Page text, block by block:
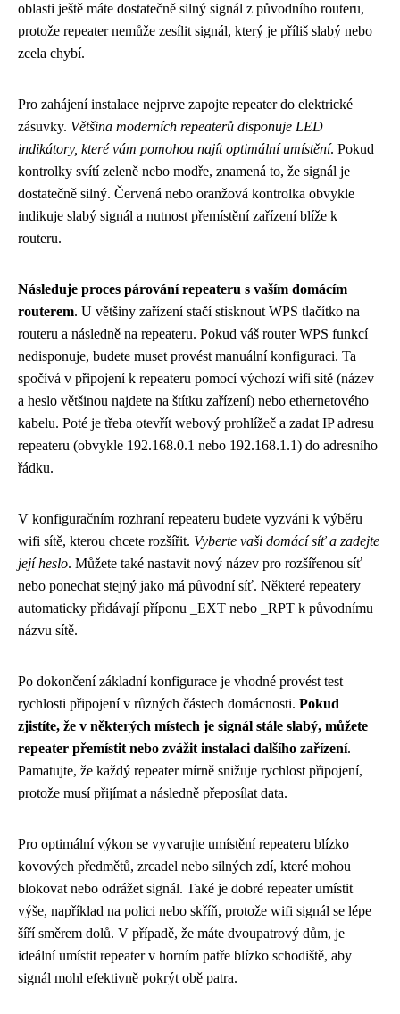
oblasti ještě máte dostatečně silný signál z původního routeru,
protože repeater nemůže zesílit signál, který je příliš slabý nebo
zcela chybí.
Pro zahájení instalace nejprve zapojte repeater do elektrické
zásuvky. Většina moderních repeaterů disponuje LED
indikátory, které vám pomohou najít optimální umístění. Pokud
kontrolky svítí zeleně nebo modře, znamená to, že signál je
dostatečně silný. Červená nebo oranžová kontrolka obvykle
indikuje slabý signál a nutnost přemístění zařízení blíže k
routeru.
Následuje proces párování repeateru s vaším domácím
routerem. U většiny zařízení stačí stisknout WPS tlačítko na
routeru a následně na repeateru. Pokud váš router WPS funkcí
nedisponuje, budete muset provést manuální konfiguraci. Ta
spočívá v připojení k repeateru pomocí výchozí wifi sítě (název
a heslo většinou najdete na štítku zařízení) nebo ethernetového
kabelu. Poté je třeba otevřít webový prohlížeč a zadat IP adresu
repeateru (obvykle 192.168.0.1 nebo 192.168.1.1) do adresního
řádku.
V konfiguračním rozhraní repeateru budete vyzváni k výběru
wifi sítě, kterou chcete rozšířit. Vyberte vaši domácí síť a zadejte
její heslo. Můžete také nastavit nový název pro rozšířenou síť
nebo ponechat stejný jako má původní síť. Některé repeatery
automaticky přidávají příponu _EXT nebo _RPT k původnímu
názvu sítě.
Po dokončení základní konfigurace je vhodné provést test
rychlosti připojení v různých částech domácnosti. Pokud
zjistíte, že v některých místech je signál stále slabý, můžete
repeater přemístit nebo zvážit instalaci dalšího zařízení.
Pamatujte, že každý repeater mírně snižuje rychlost připojení,
protože musí přijímat a následně přeposílat data.
Pro optimální výkon se vyvarujte umístění repeateru blízko
kovových předmětů, zrcadel nebo silných zdí, které mohou
blokovat nebo odrážet signál. Také je dobré repeater umístit
výše, například na polici nebo skříň, protože wifi signál se lépe
šíří směrem dolů. V případě, že máte dvoupatrový dům, je
ideální umístit repeater v horním patře blízko schodiště, aby
signál mohl efektivně pokrýt obě patra.